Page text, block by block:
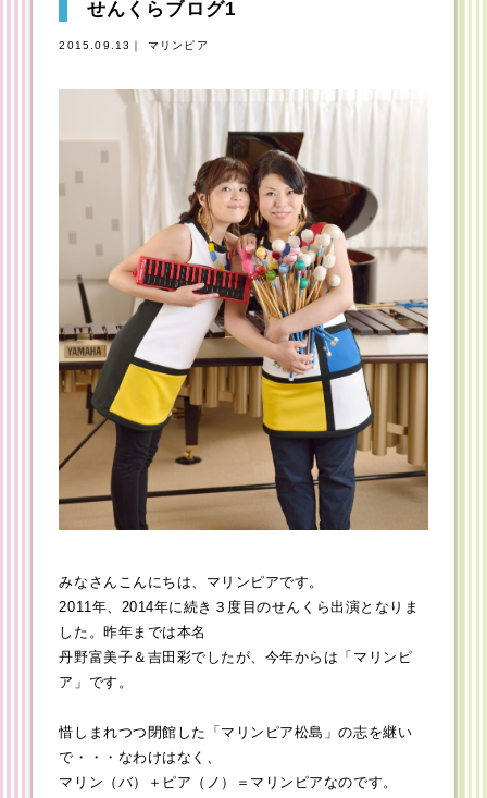
せんくらブログ1
2015.09.13｜ マリンピア
みなさんこんにちは、マリンピアです。
2011年、2014年に続き３度目のせんくら出演となりま
した。昨年までは本名
丹野富美子＆吉田彩でしたが、今年からは「マリンピ
ア」です。
惜しまれつつ閉館した「マリンピア松島」の志を継い
で・・・なわけはなく、
マリン（バ）＋ピア（ノ）＝マリンピアなのです。